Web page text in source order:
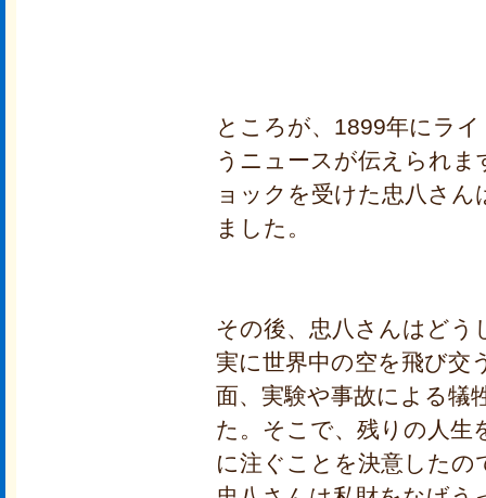
ところが、1899年にラ
うニュースが伝えられ
ョックを受けた忠八さ
ました。
その後、忠八さんはどう
実に世界中の空を飛び交
面、実験や事故による犠
た。そこで、残りの人生
に注ぐことを決意したの